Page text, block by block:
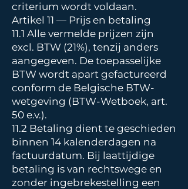
criterium wordt voldaan.
Artikel 11 — Prijs en betaling
11.1 Alle vermelde prijzen zijn
excl. BTW (21%), tenzij anders
aangegeven. De toepasselijke
BTW wordt apart gefactureerd
conform de Belgische BTW-
wetgeving (BTW-Wetboek, art.
50 e.v.).
11.2 Betaling dient te geschieden
binnen 14 kalenderdagen na
factuurdatum. Bij laattijdige
betaling is van rechtswege en
zonder ingebrekestelling een